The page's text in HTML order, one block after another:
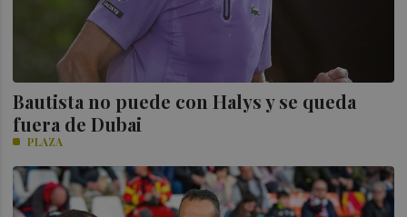
Bautista no puede con Halys y se queda
fuera de Dubai
PLAZA